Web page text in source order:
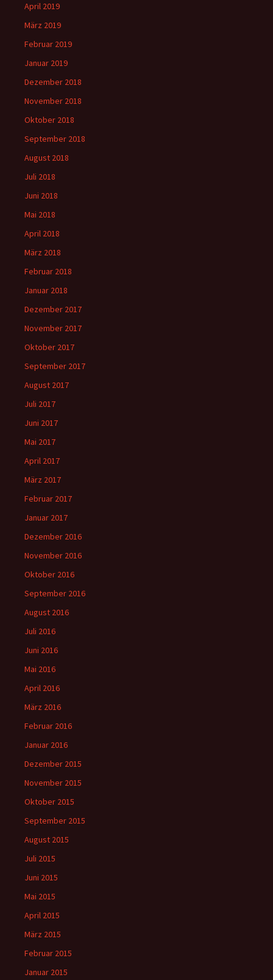
April 2019
März 2019
Februar 2019
Januar 2019
Dezember 2018
November 2018
Oktober 2018
September 2018
August 2018
Juli 2018
Juni 2018
Mai 2018
April 2018
März 2018
Februar 2018
Januar 2018
Dezember 2017
November 2017
Oktober 2017
September 2017
August 2017
Juli 2017
Juni 2017
Mai 2017
April 2017
März 2017
Februar 2017
Januar 2017
Dezember 2016
November 2016
Oktober 2016
September 2016
August 2016
Juli 2016
Juni 2016
Mai 2016
April 2016
März 2016
Februar 2016
Januar 2016
Dezember 2015
November 2015
Oktober 2015
September 2015
August 2015
Juli 2015
Juni 2015
Mai 2015
April 2015
März 2015
Februar 2015
Januar 2015